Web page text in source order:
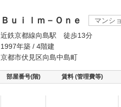
Ｂｕｉｌｍ－Ｏｎｅ
マンシ
近鉄京都線向島駅 徒歩13分
1997年築 / 4階建
京都市伏見区向島中島町
部屋番号(階) 賃料 (管理費等)